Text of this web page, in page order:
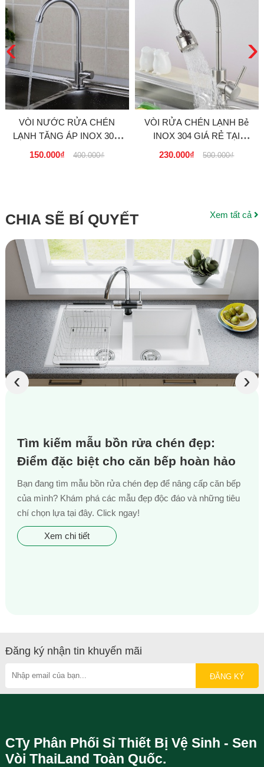
VÒI NƯỚC RỬA CHÉN
LẠNH TĂNG ÁP INOX 304,
EL-RC07 GIÁ RẺ TẠI
150.000₫ 400.000₫
VÒI RỬA CHÉN LẠNH Bẻ
INOX 304 GIÁ RẺ TẠI
TPHCM 230k
230.000₫ 500.000₫
‹ ›
CHIA SẼ BÍ QUYẾT Xem tất cả
Tìm kiếm mẫu bồn rửa chén đẹp:
Điểm đặc biệt cho căn bếp hoàn hảo
Bạn đang tìm mẫu bồn rửa chén đẹp để nâng cấp căn bếp
của mình? Khám phá các mẫu đẹp độc đáo và những tiêu
chí chọn lựa tại đây. Click ngay!
Xem chi tiết
‹ ›
Đăng ký nhận tin khuyến mãi
CTy Phân Phối Sỉ Thiết Bị Vệ Sinh - Sen
Vòi ThaiLand Toàn Quốc.